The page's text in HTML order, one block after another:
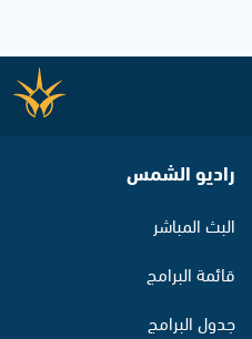
راديو الشمس
البث المباشر
قائمة البرامج
جدول البرامج